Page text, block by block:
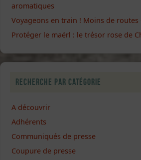
aromatiques
Voyageons en train ! Moins de routes
Protéger le maërl : le trésor rose de
Recherche par catégorie
A découvrir
Adhérents
Communiqués de presse
Coupure de presse